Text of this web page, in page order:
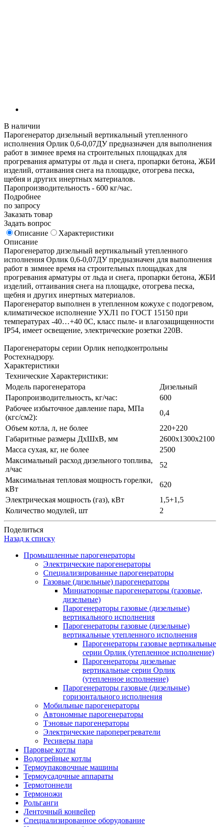
В наличии
Парогенератор дизельный вертикальный утепленного
исполнения Орлик 0,6-0,07ДУ предназначен для выполнения
работ в зимнее время на строительных площадках для
прогревания арматуры от льда и снега, пропарки бетона, ЖБИ
изделий, оттаивания снега на площадке, отогрева песка,
щебня и других инертных материалов.
Паропроизводительность - 600 кг/час.
Подробнее
по запросу
Заказать товар
Задать вопрос
Описание
Характеристики
Описание
Парогенератор дизельный вертикальный утепленного
исполнения Орлик 0,6-0,07ДУ предназначен для выполнения
работ в зимнее время на строительных площадках для
прогревания арматуры от льда и снега, пропарки бетона, ЖБИ
изделий, оттаивания снега на площадке, отогрева песка,
щебня и других инертных материалов.
Парогенератор выполнен в утепленном кожухе с подогревом,
климатическое исполнение УХЛ1 по ГОСТ 15150 при
температурах -40…+40 0С, класс пыле- и влагозащищенности
IP54, имеет освещение, электрические розетки 220В.
Парогенераторы серии Орлик неподконтрольны
Ростехнадзору.
Характеристики
Технические Характеристики:
Модель парогенератора
Дизельный
Паропроизводительность, кг/час:
600
Рабочее избыточное давление пара, МПа
(кгс/см2):
0,4
Объем котла, л, не более
220+220
Габаритные размеры ДхШхВ, мм
2600х1300х2100
Масса сухая, кг, не более
2500
Максимальный расход дизельного топлива,
л/час
52
Максимальная тепловая мощность горелки,
кВт
620
Электрическая мощность (газ), кВт
1,5+1,5
Количество модулей, шт
2
Поделиться
Назад к списку
Промышленные парогенераторы
Электрические парогенераторы
Специализированные парогенераторы
Газовые (дизельные) парогенераторы
Миниатюрные парогенераторы (газовые,
дизельные)
Парогенераторы газовые (дизельные)
вертикального исполнения
Парогенераторы газовые (дизельные)
вертикальные утепленного исполнения
Парогенераторы газовые вертикальные
серии Орлик (утепленное исполнение)
Парогенераторы дизельные
вертикальные серии Орлик
(утепленное исполнение)
Парогенераторы газовые (дизельные)
горизонтального исполнения
Мобильные парогенераторы
Автономные парогенераторы
Тэновые парогенераторы
Электрические пароперегреватели
Ресиверы пара
Паровые котлы
Водогрейные котлы
Термоупаковочные машины
Термоусадочные аппараты
Термотоннели
Термоножи
Рольганги
Ленточный конвейер
Специализированное оборудование